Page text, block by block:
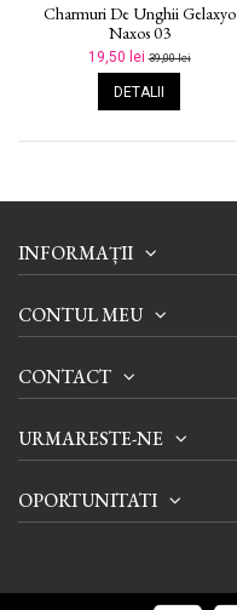
Charmuri De Unghii Gelaxyo
Naxos 03
19,50 lei39,00 lei
DETALII
INFORMAȚII
CONTUL MEU
CONTACT
URMARESTE-NE
OPORTUNITATI